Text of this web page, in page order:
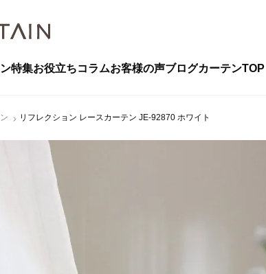
特集お役立ちコラムお客様の声ブログカーテンTOP
リフレクション レースカーテン JE-92870 ホワイト